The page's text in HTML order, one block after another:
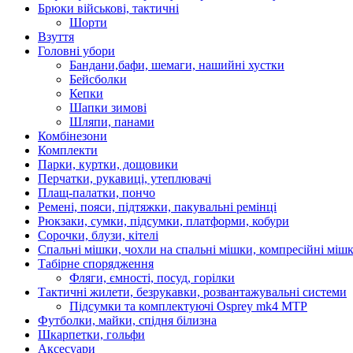
Брюки військові, тактичні
Шорти
Взуття
Головні убори
Бандани,бафи, шемаги, нашийні хустки
Бейсболки
Кепки
Шапки зимові
Шляпи, панами
Комбінезони
Комплекти
Парки, куртки, дощовики
Перчатки, рукавиці, утеплювачі
Плащ-палатки, пончо
Ремені, пояси, підтяжки, пакувальні ремінці
Рюкзаки, сумки, підсумки, платформи, кобури
Сорочки, блузи, кітелі
Спальні мішки, чохли на спальні мішки, компресійні
Табірне спорядження
Фляги, ємності, посуд, горілки
Тактичні жилети, безрукавки, розвантажувальні системи
Підсумки та комплектуючі Osprey mk4 MTP
Футболки, майки, спідня білизна
Шкарпетки, гольфи
Аксесуари